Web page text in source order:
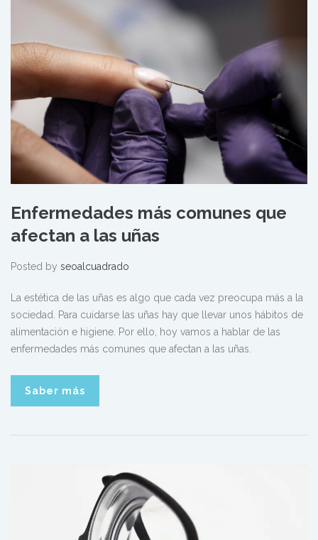
Enfermedades más comunes que
afectan a las uñas
Posted by seoalcuadrado
La estética de las uñas es algo que cada vez preocupa más a la
sociedad. Para cuidarse las uñas hay que llevar unos hábitos de
alimentación e higiene. Por ello, hoy vamos a hablar de las
enfermedades más comunes que afectan a las uñas.
Saber más